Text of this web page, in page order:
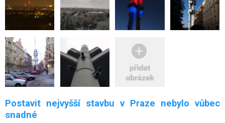
Postavit nejvyšší stavbu v Praze nebylo vůbec
snadné